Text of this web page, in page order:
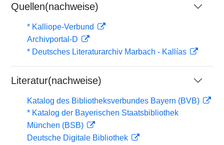
Quellen(nachweise)
* Kalliope-Verbund
Archivportal-D
* Deutsches Literaturarchiv Marbach - Kallías
Literatur(nachweise)
Katalog des Bibliotheksverbundes Bayern (BVB)
* Katalog der Bayerischen Staatsbibliothek
München (BSB)
Deutsche Digitale Bibliothek